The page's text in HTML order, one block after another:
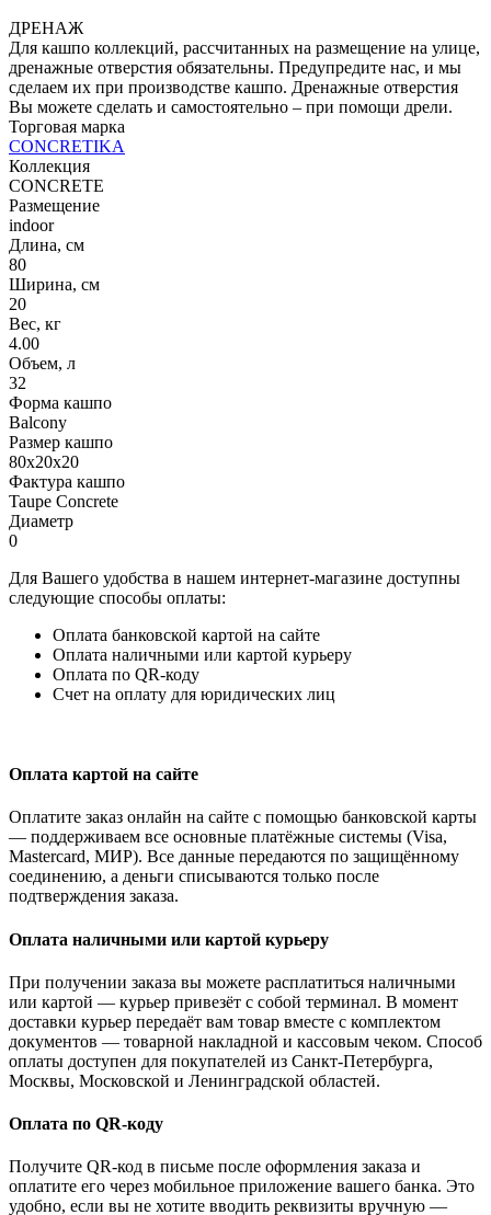
ДРЕНАЖ
Для кашпо коллекций, рассчитанных на размещение на улице,
дренажные отверстия обязательны. Предупредите нас, и мы
сделаем их при производстве кашпо. Дренажные отверстия
Вы можете сделать и самостоятельно – при помощи дрели.
Торговая марка
CONCRETIKA
Коллекция
CONCRETE
Размещение
indoor
Длина, см
80
Ширина, см
20
Вес, кг
4.00
Объем, л
32
Форма кашпо
Balcony
Размер кашпо
80x20x20
Фактура кашпо
Taupe Concrete
Диаметр
0
Для Вашего удобства в нашем интернет-магазине доступны
следующие способы оплаты:
Оплата банковской картой на сайте
Оплата наличными или картой курьеру
Оплата по QR-коду
Счет на оплату для юридических лиц
Оплата картой на сайте
Оплатите заказ онлайн на сайте с помощью банковской карты
— поддерживаем все основные платёжные системы (Visa,
Mastercard, МИР). Все данные передаются по защищённому
соединению, а деньги списываются только после
подтверждения заказа.
Оплата наличными или картой курьеру
При получении заказа вы можете расплатиться наличными
или картой — курьер привезёт с собой терминал. В момент
доставки курьер передаёт вам товар вместе с комплектом
документов — товарной накладной и кассовым чеком. Способ
оплаты доступен для покупателей из Санкт-Петербурга,
Москвы, Московской и Ленинградской областей.
Оплата по QR-коду
Получите QR-код в письме после оформления заказа и
оплатите его через мобильное приложение вашего банка. Это
удобно, если вы не хотите вводить реквизиты вручную —